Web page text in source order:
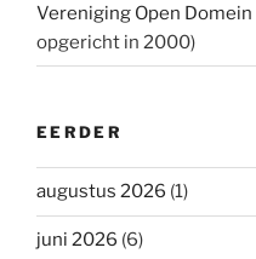
Vereniging Open Domein
opgericht in 2000)
EERDER
augustus 2026 (1)
juni 2026 (6)